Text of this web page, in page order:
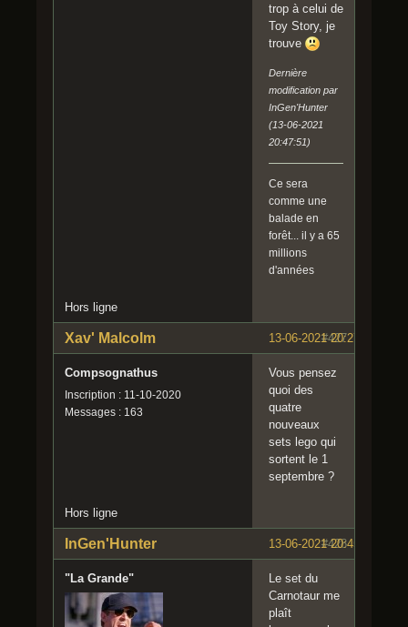
trop à celui de
Toy Story, je
trouve
Dernière
modification par
InGen'Hunter
(13-06-2021
20:47:51)
Ce sera
comme une
balade en
forêt... il y a 65
millions
d'années
Hors ligne
#427
13-06-2021 20:27:10
Xav' Malcolm
Compsognathus
Inscription : 11-10-2020
Messages : 163
Vous pensez
quoi des
quatre
nouveaux
sets lego qui
sortent le 1
septembre ?
Hors ligne
#428
13-06-2021 20:45:07
InGen'Hunter
"La Grande"
Le set du
Carnotaur me
plaît